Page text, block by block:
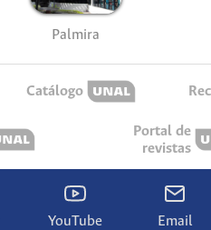
Palmira
Catálogo
Portal de
revistas
YouTube Email